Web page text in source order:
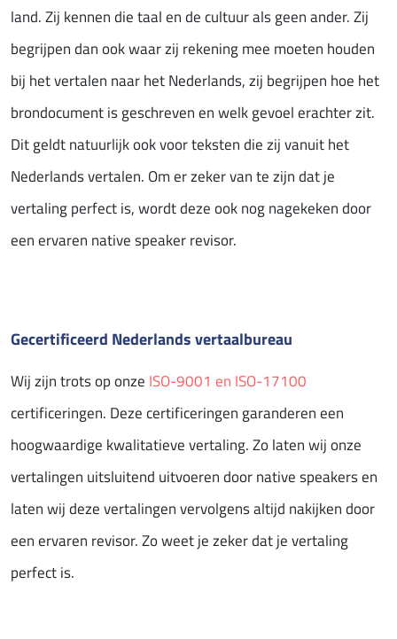
land. Zij kennen die taal en de cultuur als geen ander. Zij
begrijpen dan ook waar zij rekening mee moeten houden
bij het vertalen naar het Nederlands, zij begrijpen hoe het
brondocument is geschreven en welk gevoel erachter zit.
Dit geldt natuurlijk ook voor teksten die zij vanuit het
Nederlands vertalen. Om er zeker van te zijn dat je
vertaling perfect is, wordt deze ook nog nagekeken door
een ervaren native speaker revisor.
Gecertificeerd Nederlands vertaalbureau
Wij zijn trots op onze ISO-9001 en ISO-17100
certificeringen. Deze certificeringen garanderen een
hoogwaardige kwalitatieve vertaling. Zo laten wij onze
vertalingen uitsluitend uitvoeren door native speakers en
laten wij deze vertalingen vervolgens altijd nakijken door
een ervaren revisor. Zo weet je zeker dat je vertaling
perfect is.